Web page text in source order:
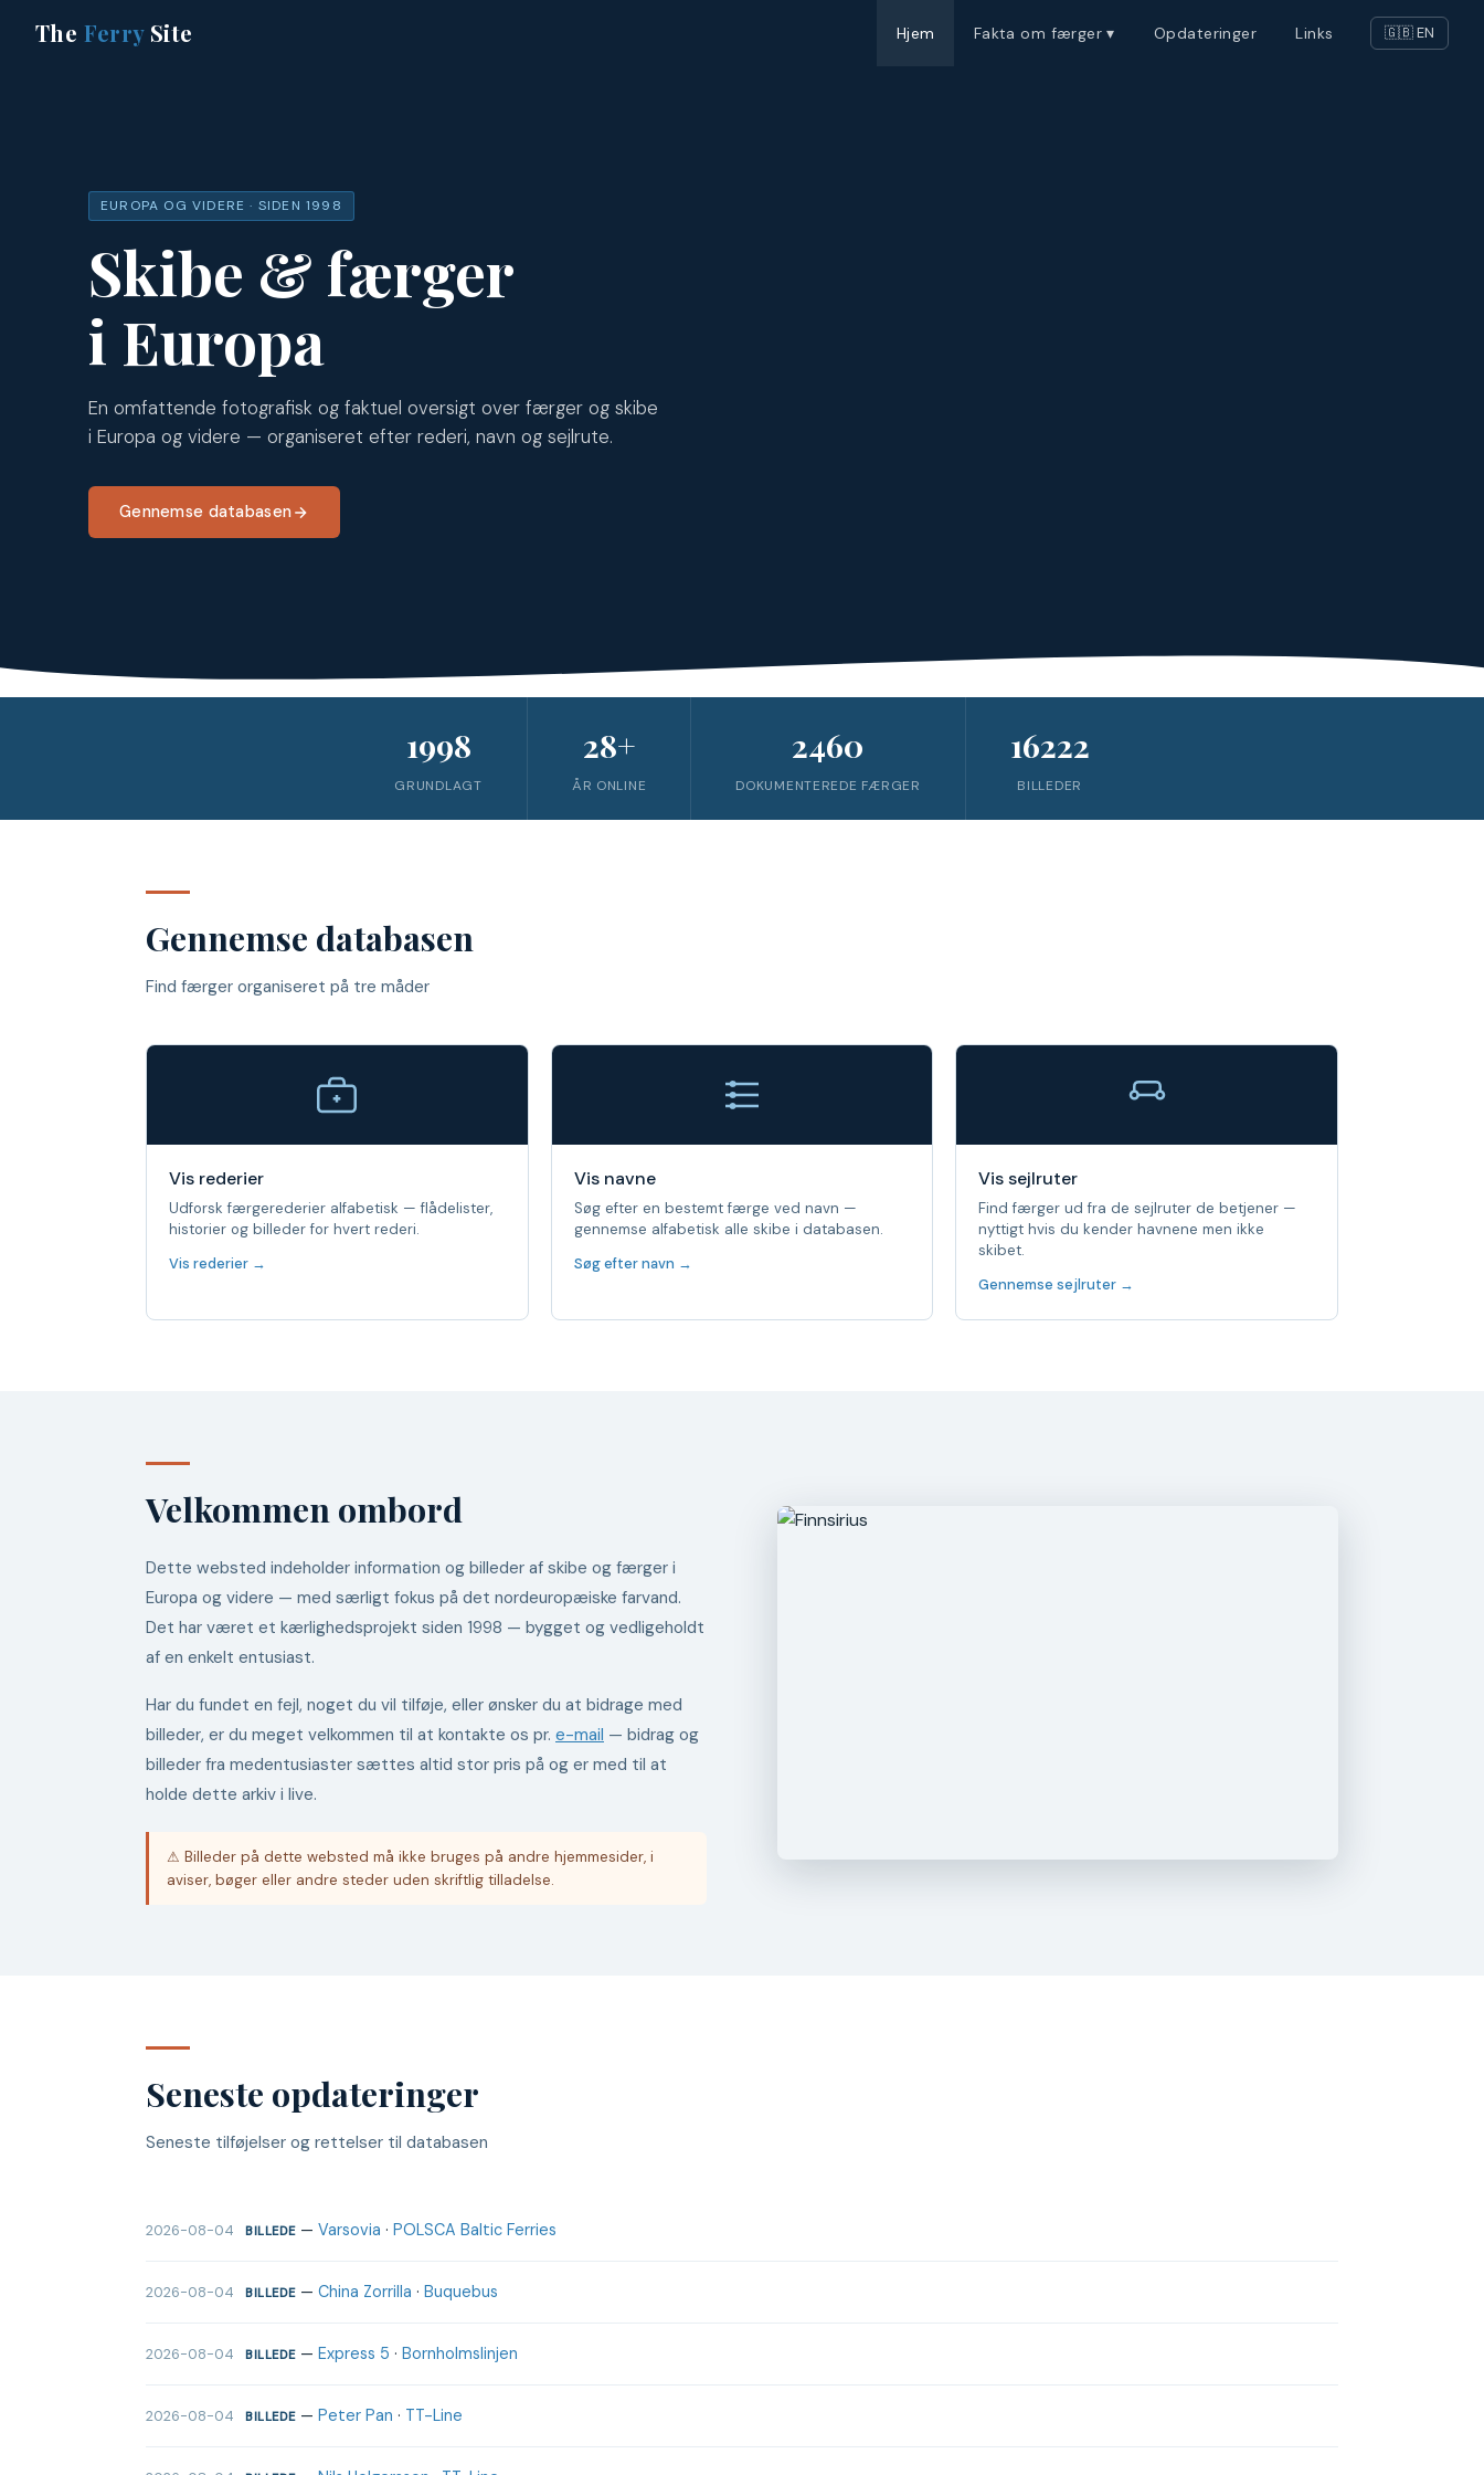
The FerrySite Hjem Fakta om færger ▾ Opdateringer Links 🇬🇧 EN
EUROPA OG VIDERE · SIDEN 1998
Skibe & færger
i Europa
En omfattende fotografisk og faktuel oversigt over færger og skibe
i Europa og videre — organiseret efter rederi, navn og sejlrute.
Gennemse databasen
1998
GRUNDLAGT
28+
ÅR ONLINE
2460
DOKUMENTEREDE FÆRGER
16222
BILLEDER
Gennemse databasen
Find færger organiseret på tre måder
Vis rederier
Udforsk færgerederier alfabetisk — flådelister,
historier og billeder for hvert rederi.
Vis rederier →
Vis navne
Søg efter en bestemt færge ved navn —
gennemse alfabetisk alle skibe i databasen.
Søg efter navn →
Vis sejlruter
Find færger ud fra de sejlruter de betjener —
nyttigt hvis du kender havnene men ikke
skibet.
Gennemse sejlruter →
Velkommen ombord
Dette websted indeholder information og billeder af skibe og færger i
Europa og videre — med særligt fokus på det nordeuropæiske farvand.
Det har været et kærlighedsprojekt siden 1998 — bygget og vedligeholdt
af en enkelt entusiast.
Har du fundet en fejl, noget du vil tilføje, eller ønsker du at bidrage med
billeder, er du meget velkommen til at kontakte os pr. e-mail — bidrag og
billeder fra medentusiaster sættes altid stor pris på og er med til at
holde dette arkiv i live.
⚠ Billeder på dette websted må ikke bruges på andre hjemmesider, i
aviser, bøger eller andre steder uden skriftlig tilladelse.
Seneste opdateringer
Seneste tilføjelser og rettelser til databasen
2026-08-04 BILLEDE— Varsovia · POLSCA Baltic Ferries
2026-08-04 BILLEDE— China Zorrilla · Buquebus
2026-08-04 BILLEDE— Express 5 · Bornholmslinjen
2026-08-04 BILLEDE— Peter Pan · TT-Line